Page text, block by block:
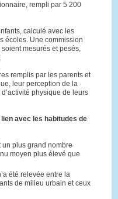
rempli par 5 200
calculé avec les
écoles. Une commission
mesurés et pesés,
remplis par les parents et
leur perception de la
physique de leurs
avec les habitudes de
plus grand nombre
moyen plus élevé que
été relevée entre la
de milieu urbain et ceux